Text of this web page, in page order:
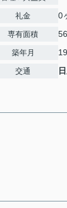
礼金 0
専有面積
築年月
交通